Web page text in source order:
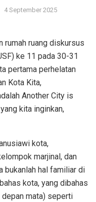
4 September 2025
rumah ruang diskursus
ke 11 pada 30-31
pertama perhelatan
Kota Kita,
Another City is
kita inginkan,
kota,
marjinal, dan
bukanlah hal familiar di
kota, yang dibahas
depan mata) seperti